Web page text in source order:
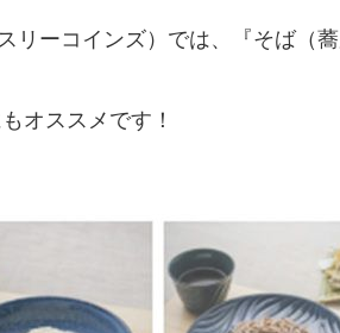
リーコインズ）では、『そば（
オススメです！